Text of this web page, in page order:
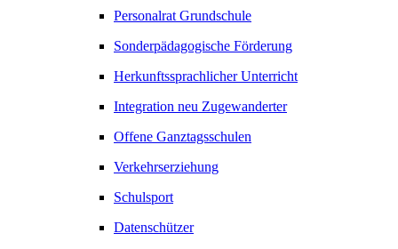
Personalrat Grundschule
Sonderpädagogische Förderung
Herkunftssprachlicher Unterricht
Integration neu Zugewanderter
Offene Ganztagsschulen
Verkehrserziehung
Schulsport
Datenschützer